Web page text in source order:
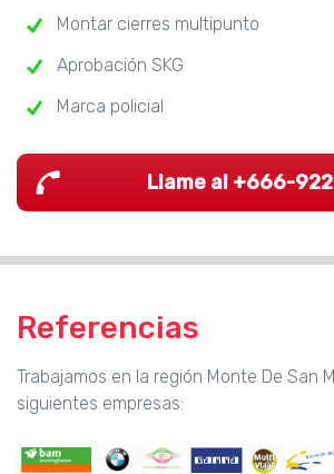
Montar cierres multipunto
Aprobación SKG
Marca policial
Llame al +666-
Referencias
Trabajamos en la región Monte De San
siguientes empresas: